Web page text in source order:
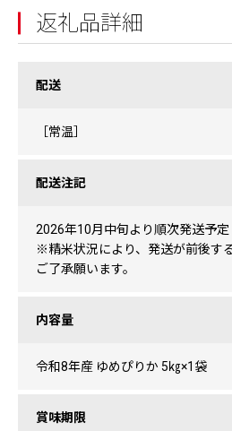
返礼品詳細
配送
［常温］
配送注記
2026年10月中旬より順次発送予定
※精米状況により、発送が前後す
ご了承願います。
内容量
令和8年産 ゆめぴりか 5㎏×1袋
賞味期限